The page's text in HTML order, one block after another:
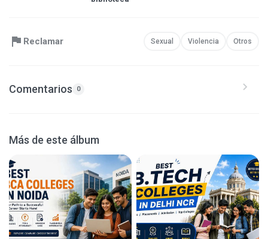
Reclamar Sexual Violencia Otros
Comentarios 0
Más de este álbum